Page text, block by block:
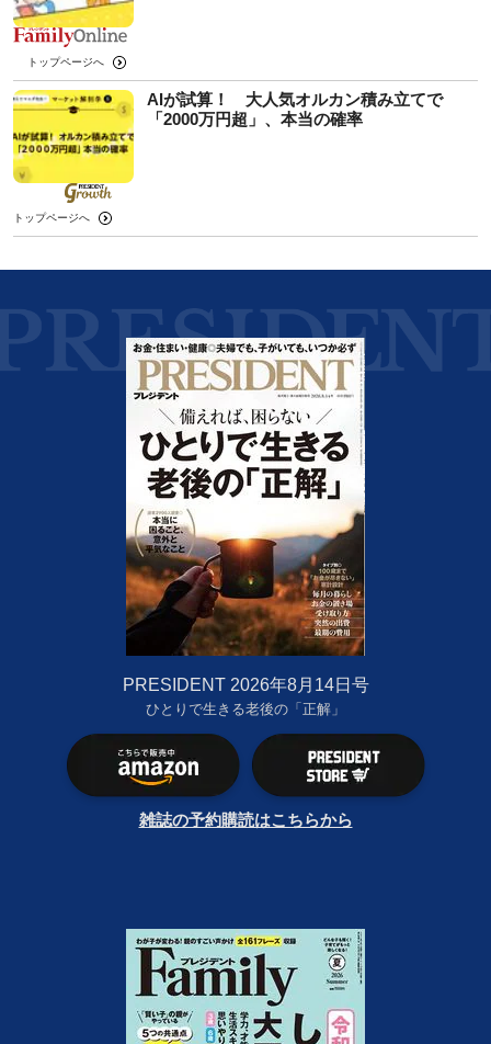
トップページへ
AIが試算！ 大人気オルカン積み立てで
「2000万円超」、本当の確率
トップページへ
PRESIDENT 2026年8月14日号
ひとりで生きる老後の「正解」
雑誌の予約購読はこちらから